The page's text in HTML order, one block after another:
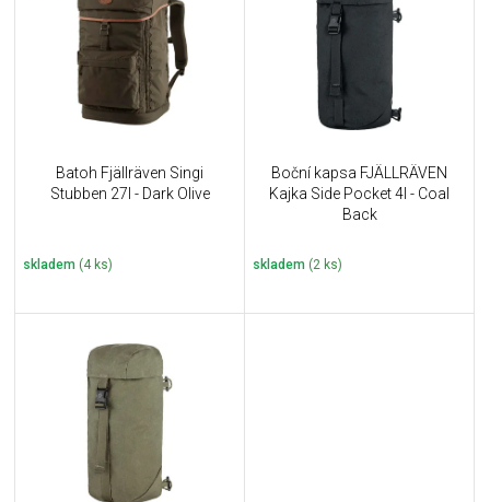
Batoh Fjällräven Singi
Stubben 27l - Dark Olive
skladem (4 ks)
Boční kapsa FJÄLLRÄVEN
Kajka Side Pocket 4l - Coal
Back
skladem (2 ks)